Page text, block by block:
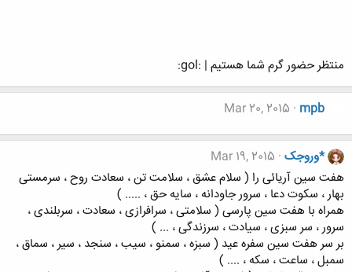
منتظر حضور گرم شما هستیم | :gol:
mpb
Mar 20, 2015
*وروجک Mar 19, 2015
هفت سین آریائی را ( سلام عشق ، سلامت تن ، سعادت روح ، سرمستی
بهار ، سکوت دعا ، سرور جاودانه ، سایه حق ، ..... )
همراه با هفت سین پارسی ( سلامتی ، سرافرازی ، سعادت ، سربلندی ،
سرور ، سر سبزی ، سیادت ، سرزندگی ، ... )
بر سر هفت سین سفره عید ( سبزه ، سمنو ، سیب ، سنجد ، سیر ، سماق ،
سمبل ، ساعت ، سکه ، .... )